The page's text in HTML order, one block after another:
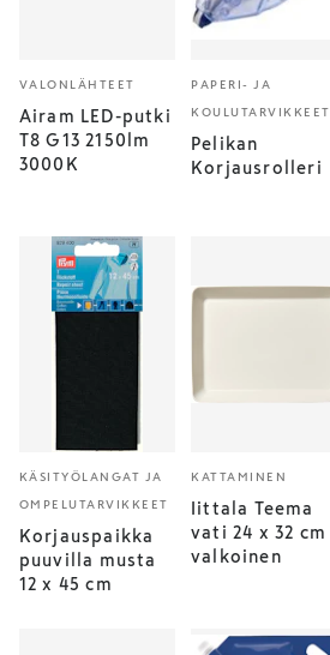
VALONLÄHTEET
Airam LED-putki
T8 G13 2150lm
3000K
PAPERI- JA
KOULUTARVIKKEET
Pelikan
Korjausrolleri
KÄSITYÖLANGAT JA
OMPELUTARVIKKEET
Korjauspaikka
puuvilla musta
12 x 45 cm
KATTAMINEN
Iittala Teema
vati 24 x 32 cm
valkoinen